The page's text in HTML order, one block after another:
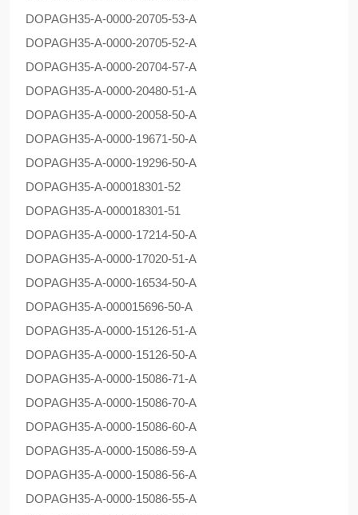
DOPAGH35-A-0000-20705-53-A
DOPAGH35-A-0000-20705-52-A
DOPAGH35-A-0000-20704-57-A
DOPAGH35-A-0000-20480-51-A
DOPAGH35-A-0000-20058-50-A
DOPAGH35-A-0000-19671-50-A
DOPAGH35-A-0000-19296-50-A
DOPAGH35-A-000018301-52
DOPAGH35-A-000018301-51
DOPAGH35-A-0000-17214-50-A
DOPAGH35-A-0000-17020-51-A
DOPAGH35-A-0000-16534-50-A
DOPAGH35-A-000015696-50-A
DOPAGH35-A-0000-15126-51-A
DOPAGH35-A-0000-15126-50-A
DOPAGH35-A-0000-15086-71-A
DOPAGH35-A-0000-15086-70-A
DOPAGH35-A-0000-15086-60-A
DOPAGH35-A-0000-15086-59-A
DOPAGH35-A-0000-15086-56-A
DOPAGH35-A-0000-15086-55-A